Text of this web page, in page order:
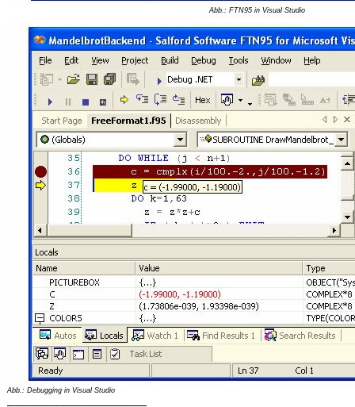
Abb.: FTN95 in Visual Studio
Abb.: Debugging in Visual Studio